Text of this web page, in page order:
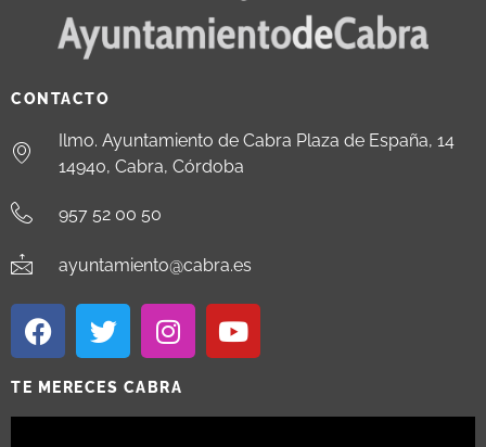
CONTACTO
Ilmo. Ayuntamiento de Cabra Plaza de España, 14
14940, Cabra, Córdoba
957 52 00 50
ayuntamiento@cabra.es
TE MERECES CABRA